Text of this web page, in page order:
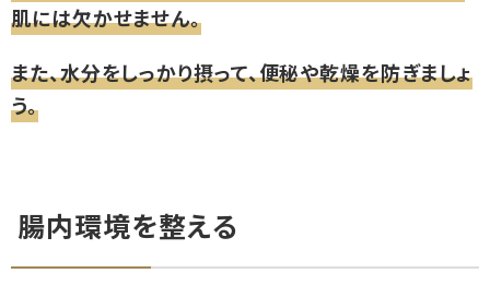
肌には欠かせません。
また、水分をしっかり摂って、便秘や乾燥を防ぎましょ
う。
腸内環境を整える